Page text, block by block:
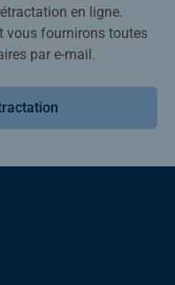
en ligne.
vous fournirons toutes
par e-mail.